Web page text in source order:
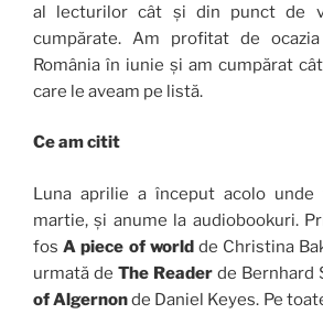
al lecturilor cât și din punct de
cumpărate. Am profitat de
România în iunie și am cumpărat
care le aveam pe listă.
Ce am citit
Luna aprilie a început acolo unde
martie, și anume la audiobookuri.
fosA piece of worldde Christina
urmată de The Reader de Bernhard
of Algernonde Daniel Keyes. Pe